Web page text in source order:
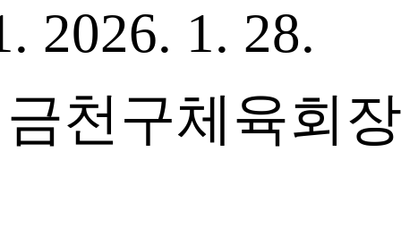
2026. 1. 28.
금천구체육회장